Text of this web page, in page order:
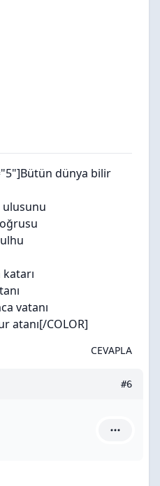
Bütün dünya bilir
vatanı
atanı[/COLOR]
CEVAPLA
#6